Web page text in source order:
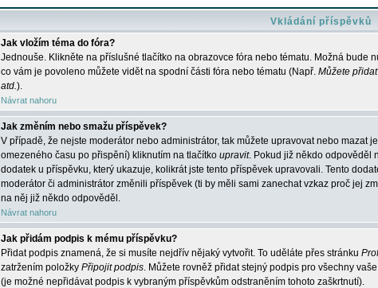
Vkládání příspěvků
Jak vložím téma do fóra?
Jednouše. Klikněte na příslušné tlačítko na obrazovce fóra nebo tématu. Možná bude
co vám je povoleno můžete vidět na spodní části fóra nebo tématu (Např. Můžete
atd.).
Návrat nahoru
Jak změním nebo smažu příspěvek?
V případě, že nejste moderátor nebo administrátor, tak můžete upravovat nebo mazat
omezeného času po přispění) kliknutím na tlačítko upravit. Pokud již někdo odpověděl
dodatek u příspěvku, který ukazuje, kolikrát jste tento příspěvek upravovali. Tento
moderátor či administrátor změnili příspěvek (ti by měli sami zanechat vzkaz proč jej
na něj již někdo odpověděl.
Návrat nahoru
Jak přidám podpis k mému příspěvku?
Přidat podpis znamená, že si musíte nejdřív nějaký vytvořit. To uděláte přes stránku
zatržením položky Připojit podpis. Můžete rovněž přidat stejný podpis pro všechny
(je možné nepřidávat podpis k vybraným příspěvkům odstraněním tohoto zaškrtnutí).